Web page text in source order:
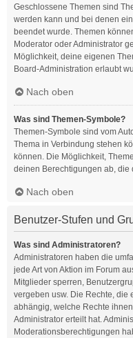
Geschlossene Themen sind
werden kann und bei denen
beendet wurde. Themen
Moderator oder Administrator
Möglichkeit, deine eigenen
Board-Administration erlaubt
Nach oben
Was sind Themen-Symbole?
Themen-Symbole sind vom
Thema in Verbindung stehen
können. Die Möglichkeit,
deinen Berechtigungen ab, die
Nach oben
Benutzer-Stufen und
Was sind Administratoren?
Administratoren haben die
jede Art von Aktion im Forum
Mitglieder sperren,
vergeben usw. Die Rechte, die
abhängig, welche Rechte
Administrator erteilt hat.
Moderationsberechtigungen